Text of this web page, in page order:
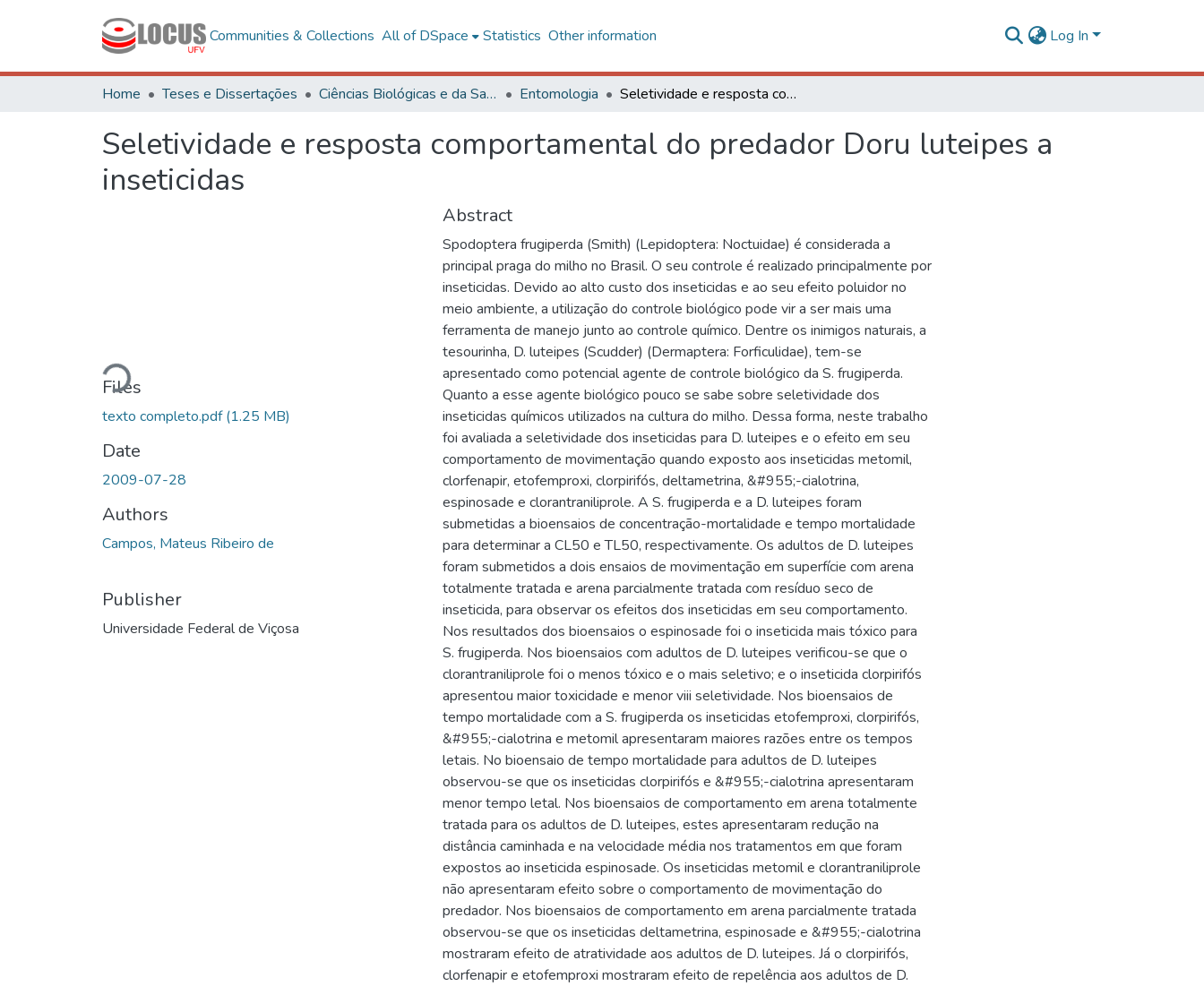
Communities & Collections All of DSpace Statistics Other information Log In
Home Teses e Dissertações Ciências Biológicas e da Saúde Entomologia Seletividade e resposta comportamental do predador Doru luteipes a inseticidas
Seletividade e resposta comportamental do predador Doru luteipes a
inseticidas
Loading...
Files
texto completo.pdf(1.25 MB)
Date
2009-07-28
Authors
Campos, Mateus Ribeiro de
Publisher
Universidade Federal de Viçosa
Abstract
Spodoptera frugiperda (Smith) (Lepidoptera: Noctuidae) é considerada a
principal praga do milho no Brasil. O seu controle é realizado principalmente por
inseticidas. Devido ao alto custo dos inseticidas e ao seu efeito poluidor no
meio ambiente, a utilização do controle biológico pode vir a ser mais uma
ferramenta de manejo junto ao controle químico. Dentre os inimigos naturais, a
tesourinha, D. luteipes (Scudder) (Dermaptera: Forficulidae), tem-se
apresentado como potencial agente de controle biológico da S. frugiperda.
Quanto a esse agente biológico pouco se sabe sobre seletividade dos
inseticidas químicos utilizados na cultura do milho. Dessa forma, neste trabalho
foi avaliada a seletividade dos inseticidas para D. luteipes e o efeito em seu
comportamento de movimentação quando exposto aos inseticidas metomil,
clorfenapir, etofemproxi, clorpirifós, deltametrina, &#955;-cialotrina,
espinosade e clorantraniliprole. A S. frugiperda e a D. luteipes foram
submetidas a bioensaios de concentração-mortalidade e tempo mortalidade
para determinar a CL50 e TL50, respectivamente. Os adultos de D. luteipes
foram submetidos a dois ensaios de movimentação em superfície com arena
totalmente tratada e arena parcialmente tratada com resíduo seco de
inseticida, para observar os efeitos dos inseticidas em seu comportamento.
Nos resultados dos bioensaios o espinosade foi o inseticida mais tóxico para
S. frugiperda. Nos bioensaios com adultos de D. luteipes verificou-se que o
clorantraniliprole foi o menos tóxico e o mais seletivo; e o inseticida clorpirifós
apresentou maior toxicidade e menor viii seletividade. Nos bioensaios de
tempo mortalidade com a S. frugiperda os inseticidas etofemproxi, clorpirifós,
&#955;-cialotrina e metomil apresentaram maiores razões entre os tempos
letais. No bioensaio de tempo mortalidade para adultos de D. luteipes
observou-se que os inseticidas clorpirifós e &#955;-cialotrina apresentaram
menor tempo letal. Nos bioensaios de comportamento em arena totalmente
tratada para os adultos de D. luteipes, estes apresentaram redução na
distância caminhada e na velocidade média nos tratamentos em que foram
expostos ao inseticida espinosade. Os inseticidas metomil e clorantraniliprole
não apresentaram efeito sobre o comportamento de movimentação do
predador. Nos bioensaios de comportamento em arena parcialmente tratada
observou-se que os inseticidas deltametrina, espinosade e &#955;-cialotrina
mostraram efeito de atratividade aos adultos de D. luteipes. Já o clorpirifós,
clorfenapir e etofemproxi mostraram efeito de repelência aos adultos de D.